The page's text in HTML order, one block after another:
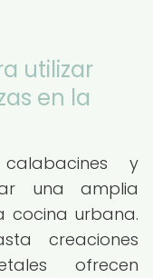
utilizar
en la
y
una amplia
cocina urbana.
creaciones
ofrecen